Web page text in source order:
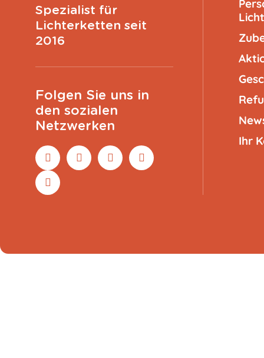
Spezialist für
Lichterketten seit
2016
Folgen Sie uns in
den sozialen
Netzwerken
Ihr